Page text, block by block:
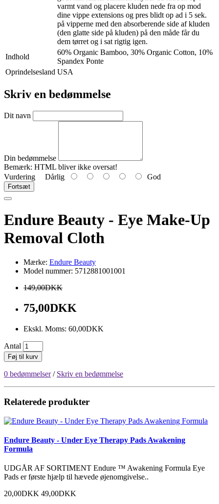
varmt vand og placere kluden nede fra op mod
dine vippe extensions og pres blidt op ad i 5 sek.
på vipperne med den absorberende side af kluden
(den glatte side på kluden) på den måde får du
dem tørret og i sat rigtig igen.
Indhold
60% Organic Bamboo, 30% Organic Cotton, 10%
Spandex Ponte
Oprindelsesland USA
Skriv en bedømmelse
Dit navn
Din bedømmelse
Bemærk: HTML bliver ikke oversat!
Vurdering Dårlig God
Fortsæt
Endure Beauty - Eye Make-Up
Removal Cloth
Mærke: Endure Beauty
Model nummer: 5712881001001
149,00DKK
75,00DKK
Ekskl. Moms: 60,00DKK
Antal
Føj til kurv
0 bedømmelser/ Skriv en bedømmelse
Relaterede produkter
Endure Beauty - Under Eye Therapy Pads Awakening
Formula
UDGÅR AF SORTIMENT Endure ™ Awakening Formula Eye
Pads er første hjælp til hævede øjenomgivelse..
20,00DKK 49,00DKK